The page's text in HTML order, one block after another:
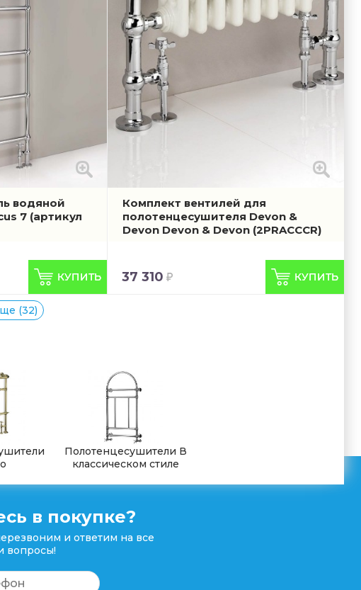
водяной
7 (артикул
Комплект вентилей для
полотенцесушителя Devon &
Devon Devon & Devon (2PRACCCR)
37 310
(32)
Полотенцесушители В
классическом стиле
в покупке?
и ответим на все
вопросы!